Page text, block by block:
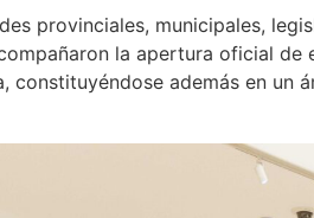
provinciales, municipales,
la apertura oficial
constituyéndose además en